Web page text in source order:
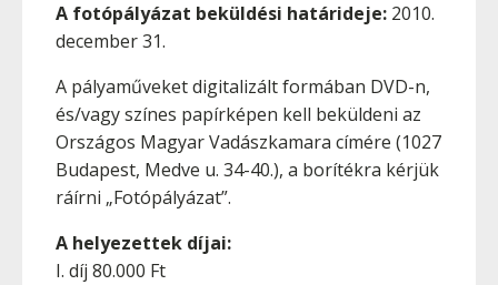
A fotópályázat beküldési határideje: 2010.
december 31.
A pályaműveket digitalizált formában DVD-n,
és/vagy színes papírképen kell beküldeni az
Országos Magyar Vadászkamara címére (1027
Budapest, Medve u. 34-40.), a borítékra kérjük
ráírni „Fotópályázat”.
A helyezettek díjai:
I. díj 80.000 Ft